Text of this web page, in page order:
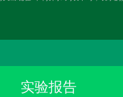
实验报告